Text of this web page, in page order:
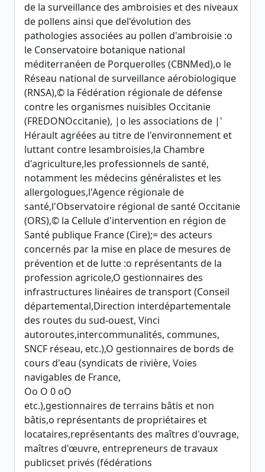
de la surveillance des ambroisies et des niveaux
de pollens ainsi que del'évolution des
pathologies associées au pollen d'ambroisie :o
le Conservatoire botanique national
méditerranéen de Porquerolles (CBNMed),o le
Réseau national de surveillance aérobiologique
(RNSA),© la Fédération régionale de défense
contre les organismes nuisibles Occitanie
(FREDONOccitanie), |o les associations de |'
Hérault agréées au titre de l'environnement et
luttant contre lesambroisies,la Chambre
d'agriculture,les professionnels de santé,
notamment les médecins généralistes et les
allergologues,l'Agence régionale de
santé,l'Observatoire régional de santé Occitanie
(ORS),© la Cellule d'intervention en région de
Santé publique France (Cire);= des acteurs
concernés par la mise en place de mesures de
prévention et de lutte :o représentants de la
profession agricole,O gestionnaires des
infrastructures linéaires de transport (Conseil
départemental,Direction interdépartementale
des routes du sud-ouest, Vinci
autoroutes,intercommunalités, communes,
SNCF réseau, etc.),O gestionnaires de bords de
cours d'eau (syndicats de rivière, Voies
navigables de France,
Oo O 0 oO
etc.),gestionnaires de terrains bâtis et non
bâtis,o représentants de propriétaires et
locataires,représentants des maîtres d'ouvrage,
maîtres d'œuvre, entrepreneurs de travaux
publicset privés (fédérations